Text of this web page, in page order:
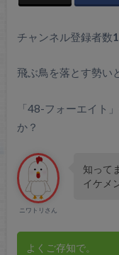
チャンネル登録者数
飛ぶ鳥を落とす勢い
「48-フォーエイト
か？
ニワトリさん
知って
イケメ
よくご存知で。